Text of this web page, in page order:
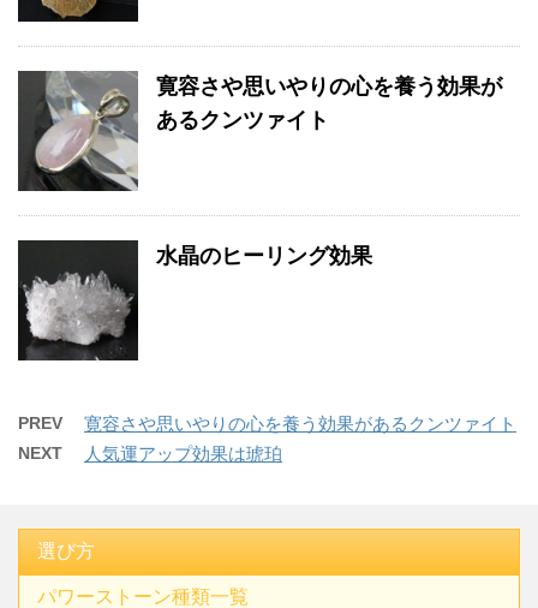
寛容さや思いやりの心を養う効果が
あるクンツァイト
水晶のヒーリング効果
PREV 寛容さや思いやりの心を養う効果があるクンツァイト
NEXT 人気運アップ効果は琥珀
選び方
パワーストーン種類一覧